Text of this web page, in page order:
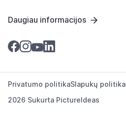
Daugiau informacijos
2026 Sukurta PictureIdeas
Privatumo politikaSlapukų politika